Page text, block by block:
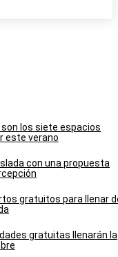
los siete espacios
este verano
con una propuesta
gratuitos para llenar
gratuitas llenarán la